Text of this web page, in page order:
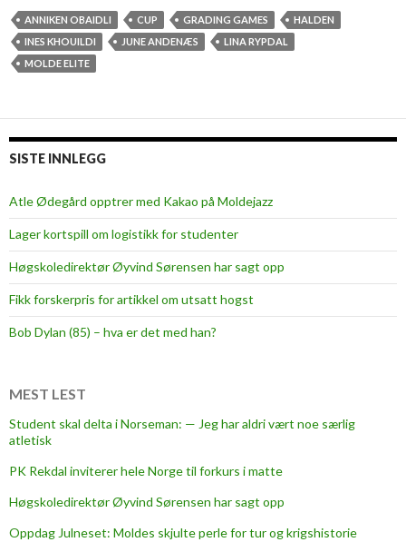
a
t
i
c
k
p
e
r
h
i
n
a
n
s
H
ANNIKEN OBAIDLI CUP GRADING GAMES
HALDEN
INES KHOUILDI
JUNE ANDENÆS
LINA RYPDAL
MOLDE ELITE
SISTE INNLEGG
Atle Ødegård opptrer med Kakao på Moldejazz
Lager kortspill om logistikk for studenter
Høgskoledirektør Øyvind Sørensen har sagt opp
Fikk forskerpris for artikkel om utsatt hogst
Bob Dylan (85) – hva er det med han?
MEST LEST
Student skal delta i Norseman: — Jeg har aldri vært noe særlig
atletisk
PK Rekdal inviterer hele Norge til forkurs i matte
Høgskoledirektør Øyvind Sørensen har sagt opp
Oppdag Julneset: Moldes skjulte perle for tur og krigshistorie